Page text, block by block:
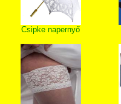
Csipke napernyő